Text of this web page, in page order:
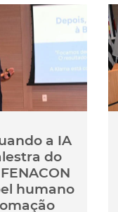
a IA
do
humano